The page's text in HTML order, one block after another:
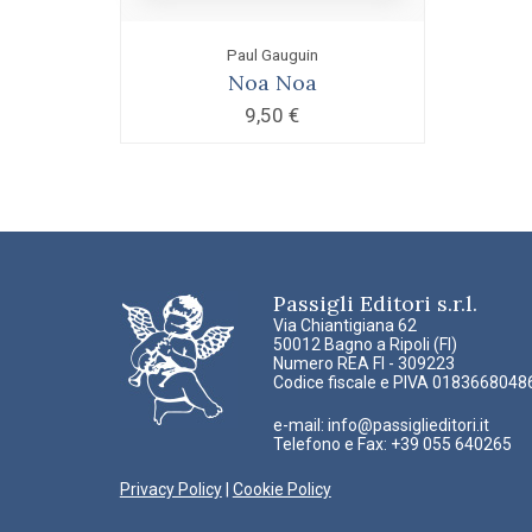
Paul Gauguin
Noa Noa
9,50€
Passigli Editori s.r.l.
Via Chiantigiana 62
50012 Bagno a Ripoli (FI)
Numero REA FI - 309223
Codice fiscale e PIVA
e-mail: info@passiglieditori.it
Telefono e Fax: +39 055 640265
Privacy Policy Cookie Policy